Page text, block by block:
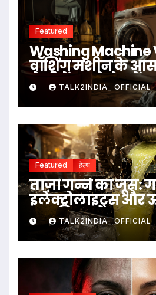
Featured
Washing Machine
वॉशिंग मशीन के
ये चीजें रखने से बचें,
हैं वास्तु नियम
TALK2INDIA_ OFFICIAL
Featured हेल्थ
ताज़ा गन्ने का जूस:
इलेक्ट्रोलाइट्स और
प्राकृतिक स्रोत
TALK2INDIA_ OFFICIAL